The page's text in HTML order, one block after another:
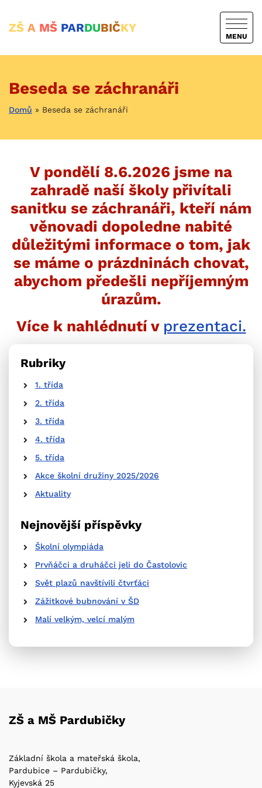
ZŠ A MŠ PARDUBIČKY
MENU
Beseda se záchranáři
Domů » Beseda se záchranáři
V pondělí 8.6.2026 jsme na
zahradě naší školy přivítali
sanitku se záchranáři, kteří nám
věnovadi dopoledne nabité
důležitými informace o tom, jak
se máme o prázdninách chovat,
abychom předešli nepříjemným
úrazům.
Více k nahlédnutí v prezentaci.
Rubriky
1. třída
2. třída
3. třída
4. třída
5. třída
Akce školní družiny 2025/2026
Aktuality
Nejnovější příspěvky
Školní olympiáda
Prvňáčci a druháčci jeli do Častolovic
Svět plazů navštívili čtvrťáci
Zážitkové bubnování v ŠD
Malí velkým, velcí malým
ZŠ a MŠ Pardubičky
Základní škola a mateřská škola,
Pardubice – Pardubičky,
Kyjevská 25